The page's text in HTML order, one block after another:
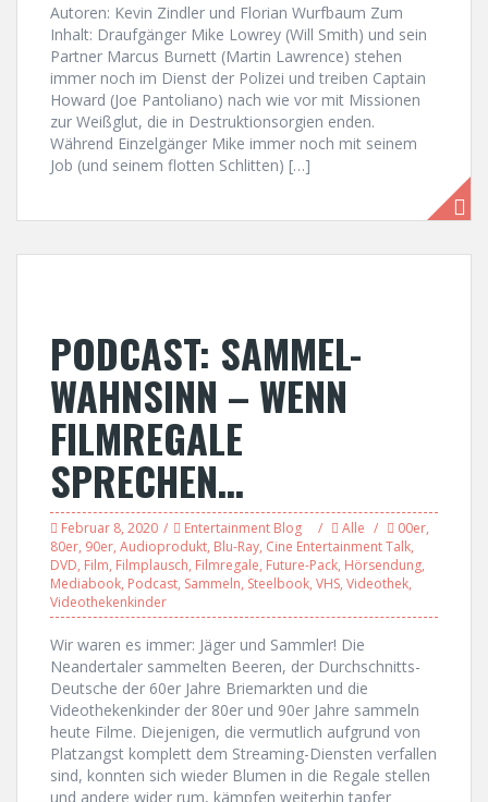
Autoren: Kevin Zindler und Florian Wurfbaum Zum
Inhalt: Draufgänger Mike Lowrey (Will Smith) und sein
Partner Marcus Burnett (Martin Lawrence) stehen
immer noch im Dienst der Polizei und treiben Captain
Howard (Joe Pantoliano) nach wie vor mit Missionen
zur Weißglut, die in Destruktionsorgien enden.
Während Einzelgänger Mike immer noch mit seinem
Job (und seinem flotten Schlitten) […]
PODCAST: SAMMEL-
WAHNSINN – WENN
FILMREGALE
SPRECHEN…
Februar 8, 2020 Entertainment Blog Alle 00er,
80er, 90er, Audioprodukt, Blu-Ray, Cine Entertainment Talk,
DVD, Film, Filmplausch, Filmregale, Future-Pack, Hörsendung,
Mediabook, Podcast, Sammeln, Steelbook, VHS, Videothek,
Videothekenkinder
Wir waren es immer: Jäger und Sammler! Die
Neandertaler sammelten Beeren, der Durchschnitts-
Deutsche der 60er Jahre Briemarkten und die
Videothekenkinder der 80er und 90er Jahre sammeln
heute Filme. Diejenigen, die vermutlich aufgrund von
Platzangst komplett dem Streaming-Diensten verfallen
sind, konnten sich wieder Blumen in die Regale stellen
und andere wider rum, kämpfen weiterhin tapfer